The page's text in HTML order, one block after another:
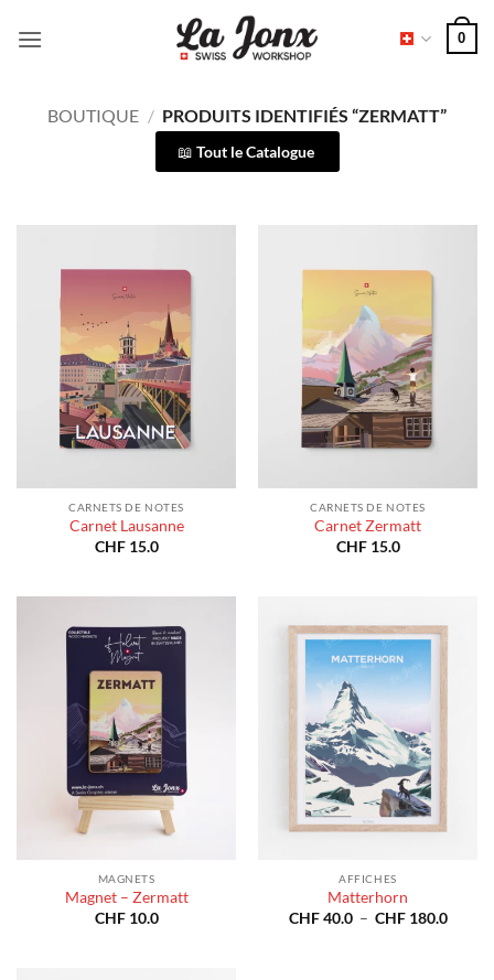
0
BOUTIQUE / PRODUITS IDENTIFIÉS “ZERMATT”
Tout le Catalogue
CARNETS DE NOTES
Carnet Lausanne
CHF15.0
CARNETS DE NOTES
Carnet Zermatt
CHF15.0
MAGNETS
Magnet – Zermatt
CHF10.0
AFFICHES
Matterhorn
CHF40.0 – CHF180.0Plage